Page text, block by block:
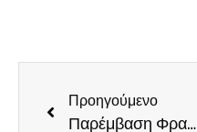
Προηγούμενο
Παρέμβαση Φραγκίσκου Παρασύρη στη Βουλή για το «πάγωμα» των επενδυτικών σχεδίων του Ταμείου Ανάκαμψης στο Ηράκλειο